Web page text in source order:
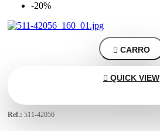
-20%
 CARRO
 QUICK VIEW
Ref.: 511-42056